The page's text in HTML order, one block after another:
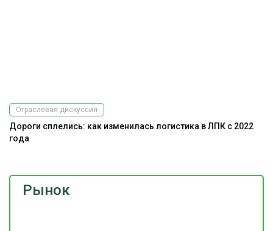
Рынок
Отраслевая дискуссия
Дороги сплелись: как изменилась логистика в ЛПК с 2022
года